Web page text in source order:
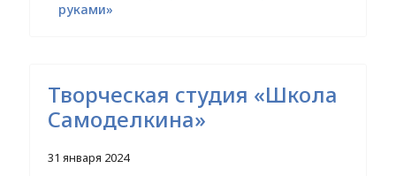
руками»
Творческая студия «Школа
Самоделкина»
31 января 2024